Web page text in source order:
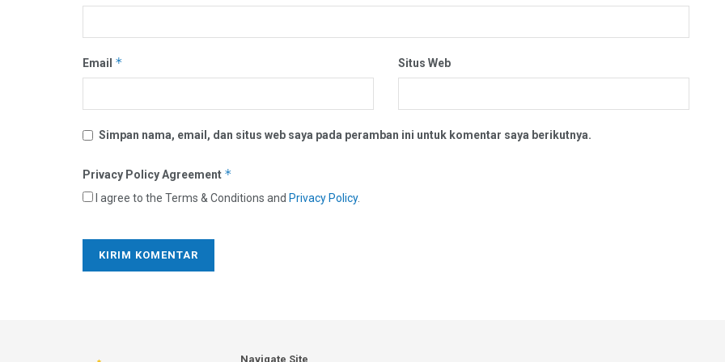
Email * Situs Web
Simpan nama, email, dan situs web saya pada peramban ini untuk komentar saya berikutnya.
Privacy Policy Agreement *
I agree to the Terms & Conditions and Privacy Policy.
Navigate Site